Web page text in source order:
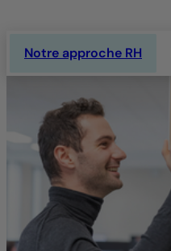
Notre approche RH